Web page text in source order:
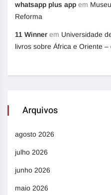
whatsapp plus app em
Reforma
11 Winner em Universidade
livros sobre África e Oriente
Arquivos
agosto 2026
julho 2026
junho 2026
maio 2026